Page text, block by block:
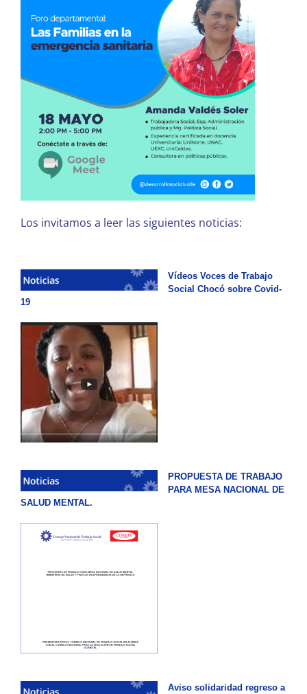
Los invitamos a leer las siguientes noticias:
Vídeos Voces de Trabajo
Social Chocó sobre Covid-
19
PROPUESTA DE TRABAJO
PARA MESA NACIONAL DE
SALUD MENTAL.
Aviso solidaridad regreso a